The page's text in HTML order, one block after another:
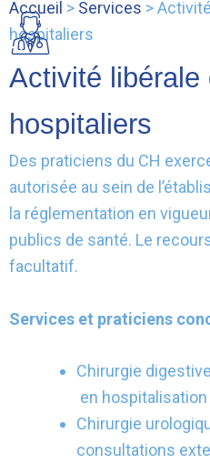
Accueil > Services >
hospitaliers
Activité libérale
hospitaliers
Des praticiens du CH
autorisée au sein de
la réglementation en
publics de santé. Le
facultatif.
Services et praticiens
Chirurgie
en hospitalisation
Chirurgie
consultations